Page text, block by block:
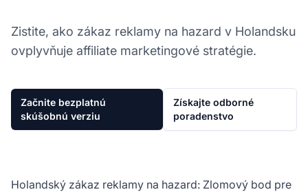
Zistite, ako zákaz reklamy na hazard v Holandsku
ovplyvňuje affiliate marketingové stratégie.
Začnite bezplatnú
skúšobnú verziu
Získajte odborné
poradenstvo
Holandský zákaz reklamy na hazard: Zlomový bod pre